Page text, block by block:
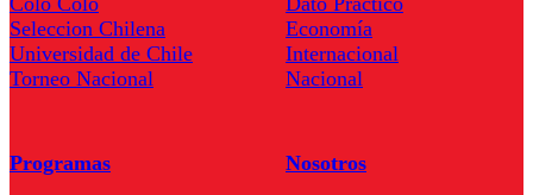
Seleccion Chilena
Universidad de Chile
Torneo Nacional
Economía
Internacional
Nacional
Programas
Nosotros